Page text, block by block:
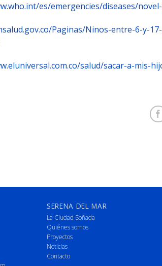
es/emergencies/diseases/
Paginas/Ninos-entre-6-y-
salud/sacar-a-mis-
SERENA DEL MAR
La Ciudad Soñada
Quiénes somos
Proyectos
Noticias
Contacto